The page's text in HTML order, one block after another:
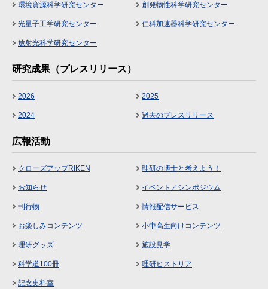
環境資源科学研究センター 創発物性科学研究センター
光量子工学研究センター 仁科加速器科学研究センター
放射光科学研究センター
研究成果（プレスリリース）
2026 2025
2024 過去のプレスリリース
広報活動
クローズアップRIKEN 理研の博士と考えよう！
お知らせ イベント／シンポジウム
刊行物 情報配信サービス
お楽しみコンテンツ 小中高生向けコンテンツ
理研グッズ 施設見学
科学道100冊 理研ヒストリア
記念史料室